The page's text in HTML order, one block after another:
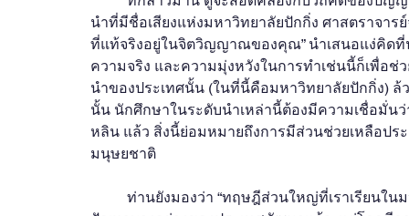
นำที่มีชื่อเสียงแห่งมหาวิทยาลัยปักกิ่ง ศาสตราจาร
ที่แท้จริงอยู่ในจิตวิญญาณของคุณ” นำเสนอแง่คิดที่
ความจริง และความมุ่งหวังในการทำเช่นนี้ก็เพื่อ
นำของประเทศนั้น (ในที่นี้คือมหาวิทยาลัยปักกิ่ง)
นั้น นักศึกษาในระดับนำเหล่านี้ต้องมีความเชื่อมั่น
หลิน แล้ว สิ่งนี้ย่อมหมายถึงการมีส่วนช่วยเหลือป
มนุษยชาติ
ท่านยังมองว่า “ทฤษฎีส่วนใหญ่ที่เราเรียนใ